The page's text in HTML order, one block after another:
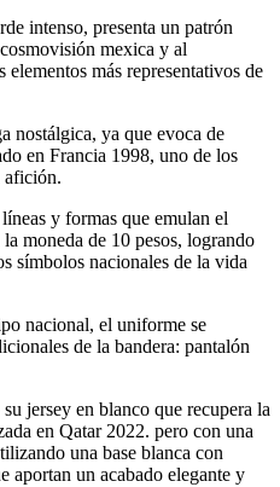
intenso, presenta un patrón
mexica y al
más representativos de
nostálgica, ya que evoca de
en Francia 1998, uno de los
afición.
y formas que emulan el
moneda de 10 pesos, logrando
símbolos nacionales de la vida
nacional, el uniforme se
de la bandera: pantalón
su jersey en blanco que recupera la
en Qatar 2022. pero con una
una base blanca con
aportan un acabado elegante y